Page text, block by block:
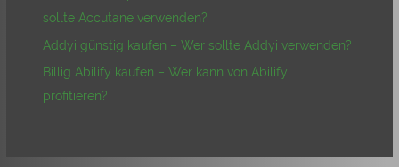
sollte Accutane verwenden?
Addyi günstig kaufen – Wer sollte Addyi verwenden?
Billig Abilify kaufen – Wer kann von Abilify
profitieren?